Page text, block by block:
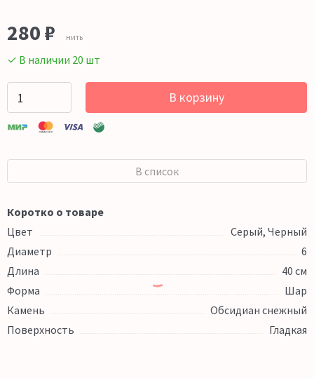
280 ₽ нить
✓ В наличии 20 шт
В корзину
В список
Коротко о товаре
Цвет
Серый, Черный
Диаметр
6
Длина
40 см
Форма
Шар
Камень
Обсидиан снежный
Поверхность
Гладкая